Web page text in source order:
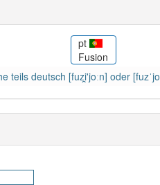
erraten.
pt
Fusion
teils deutsch [fuzi̯'joːn] oder